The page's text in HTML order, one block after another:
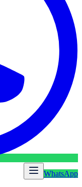
WhatsApp